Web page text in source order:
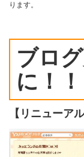
ります。
ブロ
に！！
【リニューア